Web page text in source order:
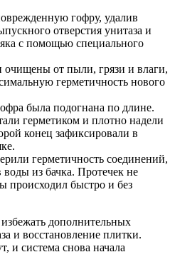
гофру, удалив
отверстия унитаза и
с помощью специального
очищены от пыли, грязи и влаги,
герметичность нового
была подогнана по длине.
герметиком и плотно надели
конец зафиксировали в
герметичность соединений,
воды из бачка. Протечек не
происходил быстро и без
дополнительных
и восстановление плитки.
и система снова начала